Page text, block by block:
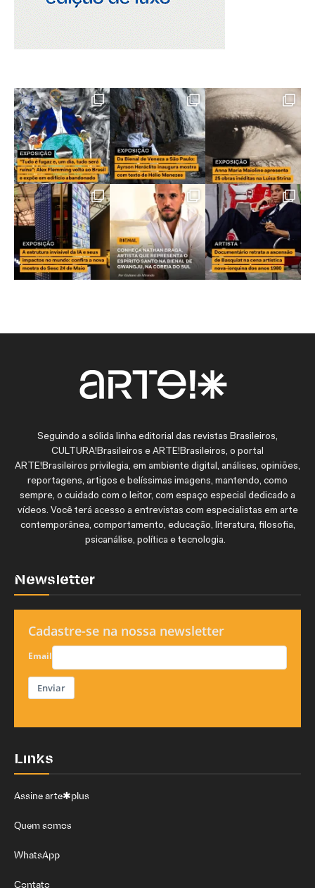
Seguindo a sólida linha editorial das revistas Brasileiros,
CULTURA!Brasileiros e ARTE!Brasileiros, o portal
ARTE!Brasileiros privilegia, em ambiente digital, análises, opiniões,
reportagens, artigos e belíssimas imagens, mantendo, como
sempre, o cuidado com o leitor, com espaço especial dedicado a
vídeos. Você terá acesso a entrevistas com especialistas em arte
contemporânea, comportamento, educação, literatura, filosofia,
psicanálise, política e tecnologia.
Newsletter
Cadastre-se na nossa newsletter
Email
Enviar
Links
Assine arte✱plus
Quem somos
WhatsApp
Contato